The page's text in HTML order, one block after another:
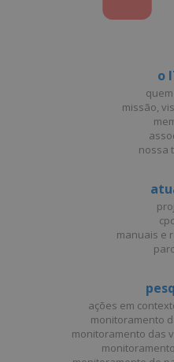
o
missão,
nossa
manuais e
ações em
monitoramento
monitoramento das